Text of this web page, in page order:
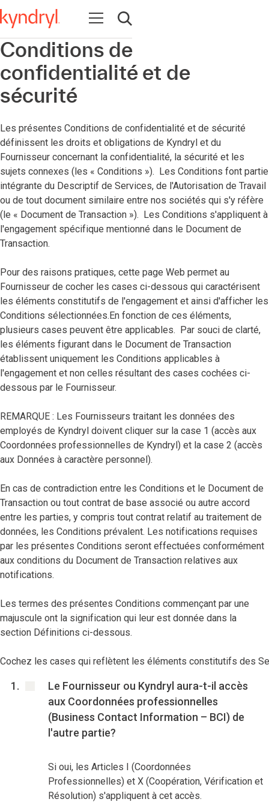
Open navigation
Open search
Conditions de
confidentialité et de
sécurité
Les présentes Conditions de confidentialité et de sécurité
définissent les droits et obligations de Kyndryl et du
Fournisseur concernant la confidentialité, la sécurité et les
sujets connexes (les « Conditions »). Les Conditions font partie
intégrante du Descriptif de Services, de l'Autorisation de Travail
ou de tout document similaire entre nos sociétés qui s'y réfère
(le « Document de Transaction »). Les Conditions s'appliquent à
l'engagement spécifique mentionné dans le Document de
Transaction.
Pour des raisons pratiques, cette page Web permet au
Fournisseur de cocher les cases ci-dessous qui caractérisent
les éléments constitutifs de l'engagement et ainsi d'afficher les
Conditions sélectionnées.En fonction de ces éléments,
plusieurs cases peuvent être applicables. Par souci de clarté,
les éléments figurant dans le Document de Transaction
établissent uniquement les Conditions applicables à
l'engagement et non celles résultant des cases cochées ci-
dessous par le Fournisseur.
REMARQUE : Les Fournisseurs traitant les données des
employés de Kyndryl doivent cliquer sur la case 1 (accès aux
Coordonnées professionnelles de Kyndryl) et la case 2 (accès
aux Données à caractère personnel).
En cas de contradiction entre les Conditions et le Document de
Transaction ou tout contrat de base associé ou autre accord
entre les parties, y compris tout contrat relatif au traitement de
données, les Conditions prévalent. Les notifications requises
par les présentes Conditions seront effectuées conformément
aux conditions du Document de Transaction relatives aux
notifications.
Les termes des présentes Conditions commençant par une
majuscule ont la signification qui leur est donnée dans la
section Définitions ci-dessous.
Cochez les cases qui reflètent les éléments constitutifs des
Le Fournisseur ou Kyndryl aura-t-il accès
aux Coordonnées professionnelles
(Business Contact Information – BCI) de
l'autre partie?
Si oui, les Articles I (Coordonnées
Professionnelles) et X (Coopération, Vérification et
Résolution) s'appliquent à cet accès.